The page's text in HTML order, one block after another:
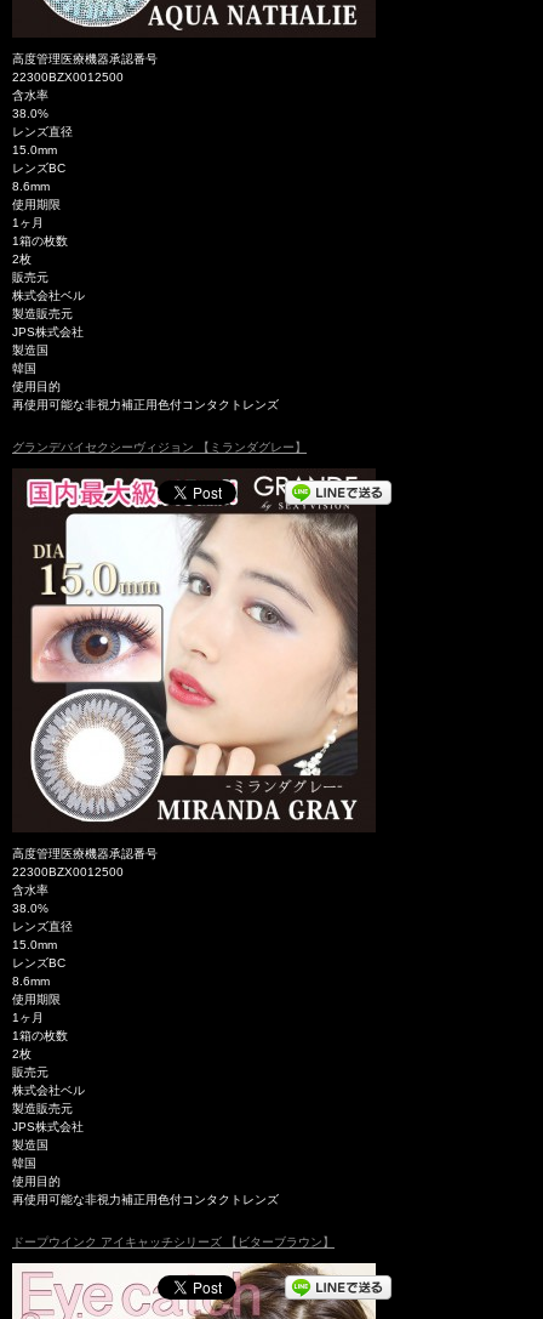
高度管理医療機器承認番号
22300BZX0012500
含水率
38.0%
レンズ直径
15.0mm
レンズBC
8.6mm
使用期限
1ヶ月
1箱の枚数
2枚
販売元
株式会社ベル
製造販売元
JPS株式会社
製造国
韓国
使用目的
再使用可能な非視力補正用色付コンタクトレンズ
グランデバイセクシーヴィジョン 【ミランダグレー】
高度管理医療機器承認番号
22300BZX0012500
含水率
38.0%
レンズ直径
15.0mm
レンズBC
8.6mm
使用期限
1ヶ月
1箱の枚数
2枚
販売元
株式会社ベル
製造販売元
JPS株式会社
製造国
韓国
使用目的
再使用可能な非視力補正用色付コンタクトレンズ
ドープウインク アイキャッチシリーズ 【ビターブラウン】